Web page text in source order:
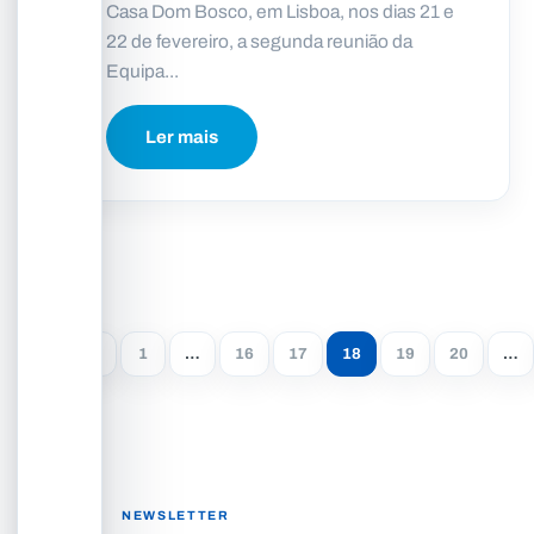
Casa Dom Bosco, em Lisboa, nos dias 21 e
22 de fevereiro, a segunda reunião da
Equipa...
Ler mais
1 … 16 17 18 19 20 …
NEWSLETTER